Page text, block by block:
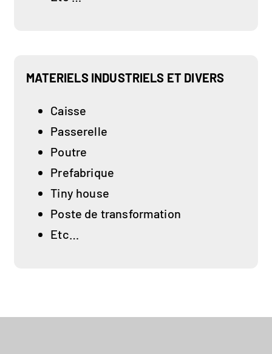
MATERIELS INDUSTRIELS ET DIVERS
Caisse
Passerelle
Poutre
Prefabrique
Tiny house
Poste de transformation
Etc…